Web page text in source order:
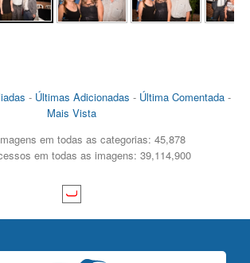
- Últimas Adicionadas - Última Comentada-
Mais Vista
em todas as categorias: 45,878
em todas as imagens: 39,114,900